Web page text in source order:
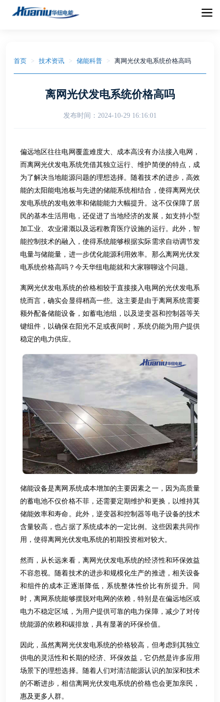
首页 > 技术资讯 > 储能科普 > 离网光伏发电系统价格高吗
离网光伏发电系统价格高吗
发布时间： 2024-10-29 16:16:01
偏远地区往往电网覆盖难度大、成本高没有办法接入电网，
而离网光伏发电系统凭借其独立运行、维护简便的特点，成
为了解决当地能源问题的理想选择。随着技术的进步，高效
能的太阳能电池板与先进的储能系统相结合，使得离网光伏
发电系统的发电效率和储能能力大幅提升。这不仅保障了居
民的基本生活用电，还促进了当地经济的发展，如支持小型
加工业、农业灌溉以及远程教育医疗设施的运行。此外，智
能控制技术的融入，使得系统能够根据实际需求自动调节发
电量与储能量，进一步优化能源利用效率。那么离网光伏发
电系统价格高吗？今天华纽电能就和大家聊聊这个问题。
​离网光伏发电系统的价格相较于直接接入电网的光伏发电系
统而言，确实会显得稍高一些。这主要是由于离网系统需要
额外配备储能设备，如蓄电池组，以及逆变器和控制器等关
键组件，以确保在阳光不足或夜间时，系统仍能为用户提供
稳定的电力供应。
储能设备是离网系统成本增加的主要因素之一，因为高质量
的蓄电池不仅价格不菲，还需要定期维护和更换，以维持其
储能效率和寿命。此外，逆变器和控制器等电子设备的技术
含量较高，也占据了系统成本的一定比例。这些因素共同作
用，使得离网光伏发电系统的初期投资相对较大。
然而，从长远来看，离网光伏发电系统的经济性和环保效益
不容忽视。随着技术的进步和规模化生产的推进，相关设备
和组件的成本正逐渐降低，系统整体性价比有所提升。同
时，离网系统能够摆脱对电网的依赖，特别是在偏远地区或
电力不稳定区域，为用户提供可靠的电力保障，减少了对传
统能源的依赖和碳排放，具有显著的环保价值。
因此，虽然离网光伏发电系统的价格较高，但考虑到其独立
供电的灵活性和长期的经济、环保效益，它仍然是许多应用
场景下的理想选择。随着人们对清洁能源认识的加深和技术
的不断进步，相信离网光伏发电系统的价格也会更加亲民，
惠及更多人群。